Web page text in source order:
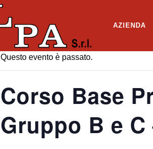
AZIENDA
« Tutti gli Eventi
Questo evento è passato.
Corso Base
Gruppo B e C